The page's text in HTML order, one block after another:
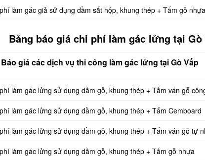
làm gác giả sử dụng dầm sắt hộp, khung thép + Tấm gỗ nhựa
Bảng báo giá chi phí làm gác lửng tại Gò
Báo giá các dịch vụ thi công làm gác lửng tại Gò Vấp
làm gác lửng sử dụng dầm gỗ, khung thép + Tấm ván gỗ
làm gác lửng sử dụng dầm gỗ, khung thép + Tấm Cemboard
làm gác lửng sử dụng dầm gỗ, khung thép + Tấm ván gỗ tự
làm gác lửng sử dụng dầm gỗ, khung thép + Tấm gỗ nhựa